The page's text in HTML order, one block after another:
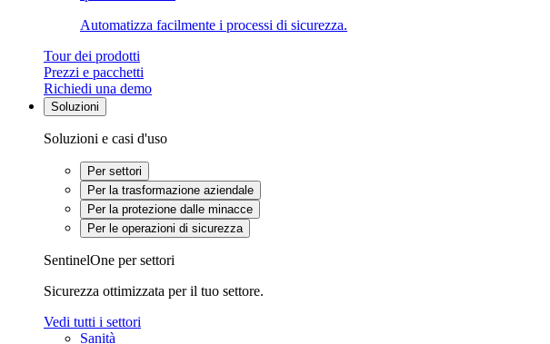
Automatizza facilmente i processi di sicurezza.
Tour dei prodotti
Prezzi e pacchetti
Richiedi una demo
Soluzioni
Soluzioni e casi d'uso
Per settori
Per la trasformazione aziendale
Per la protezione dalle minacce
Per le operazioni di sicurezza
SentinelOne per settori
Sicurezza ottimizzata per il tuo settore.
Vedi tutti i settori
Sanità